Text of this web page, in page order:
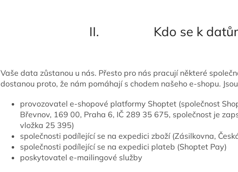
II. Kdo se k datům
Vaše data zůstanou u nás. Přesto pro nás pracují některé
dostanou proto, že nám pomáhají s chodem našeho e-shopu.
provozovatel e-shopové platformy Shoptet (společnost
Břevnov, 169 00, Praha 6, IČ 289 35 675, společnost je
vložka 25 395)
společnosti podílející se na expedici zboží (Zásilkovna,
společnosti podílející se na expedici plateb (Shoptet Pay)
poskytovatel e-mailingové služby